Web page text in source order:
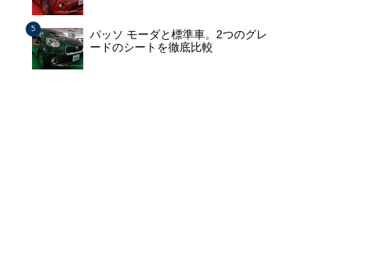
パッソ モーダと標準車。2つのグレ
ードのシートを徹底比較